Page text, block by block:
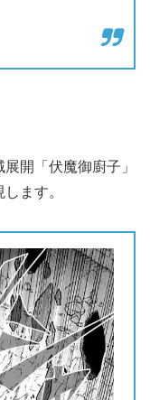
開「伏魔御廚子」
ます。